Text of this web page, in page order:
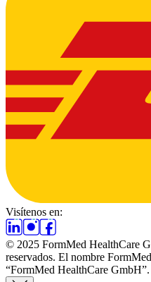
Visítenos en:
© 2025 FormMed HealthCare
reservados. El nombre
“FormMed HealthCare GmbH”.